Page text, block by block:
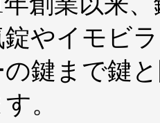
錠やイモビ
の鍵まで鍵
。